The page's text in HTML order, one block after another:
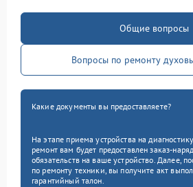
Общие вопросы
Вопросы по ремонту
Какие документы вы предоставляете?
На этапе приема устройства на
ремонт вам будет предоставлен заказ-
обязательств на ваше устройство. Далее,
по ремонту техники, вы получите акт
гарантийный талон.